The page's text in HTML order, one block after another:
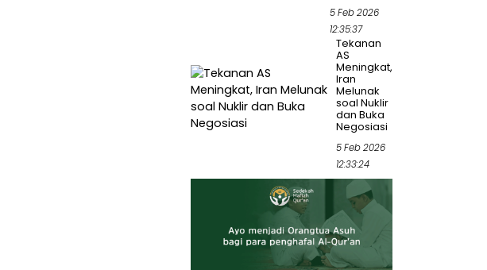
5 Feb 2026
12:35:37
Tekanan
AS
Meningkat,
Iran
Melunak
soal Nuklir
dan Buka
Negosiasi
5 Feb 2026
12:33:24